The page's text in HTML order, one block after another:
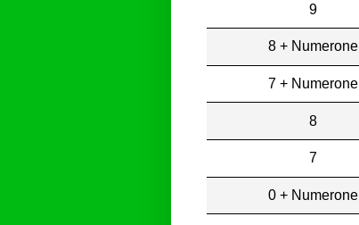
9
8 + Numerone
7 + Numerone
8
7
0 + Numerone